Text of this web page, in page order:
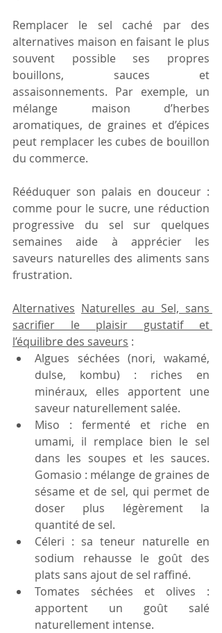
Remplacer le sel caché par des
alternatives maison en faisant le plus
souvent possible ses propres
bouillons, sauces et
assaisonnements. Par exemple, un
mélange maison d’herbes
aromatiques, de graines et d’épices
peut remplacer les cubes de bouillon
du commerce.
Rééduquer son palais en douceur :
comme pour le sucre, une réduction
progressive du sel sur quelques
semaines aide à apprécier les
saveurs naturelles des aliments sans
frustration.
Alternatives Naturelles au Sel, sans
sacrifier le plaisir gustatif et
l’équilibre des saveurs :
Algues séchées (nori, wakamé,
dulse, kombu) : riches en
minéraux, elles apportent une
saveur naturellement salée.
Miso : fermenté et riche en
umami, il remplace bien le sel
dans les soupes et les sauces.
Gomasio : mélange de graines de
sésame et de sel, qui permet de
doser plus légèrement la
quantité de sel.
Céleri : sa teneur naturelle en
sodium rehausse le goût des
plats sans ajout de sel raffiné.
Tomates séchées et olives :
apportent un goût salé
naturellement intense.